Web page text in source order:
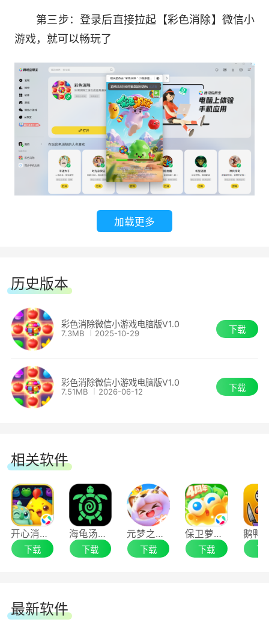
第三步：登录后直接拉起【彩色消除】微信小
游戏，就可以畅玩了
加载更多
历史版本
彩色消除微信小游戏电脑版V1.0
7.3MB 2025-10-29 下载
彩色消除微信小游戏电脑版V1.0
7.51MB 2026-06-12 下载
相关软件
开心消消乐手游电脑版
下载
海龟汤手游电脑版
下载
元梦之星腾讯电脑管家版
下载
保卫萝卜4手游电脑版
下载 下
最新软件